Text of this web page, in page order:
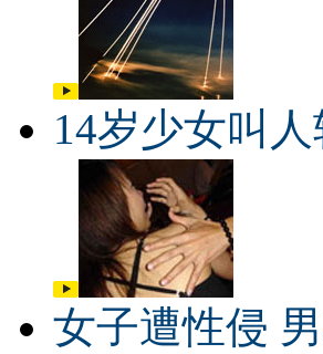
14岁少女叫
女子遭性侵